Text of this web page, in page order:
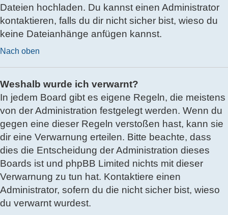
Dateien hochladen. Du kannst einen Administrator
kontaktieren, falls du dir nicht sicher bist, wieso du
keine Dateianhänge anfügen kannst.
Nach oben
Weshalb wurde ich verwarnt?
In jedem Board gibt es eigene Regeln, die meistens
von der Administration festgelegt werden. Wenn du
gegen eine dieser Regeln verstoßen hast, kann sie
dir eine Verwarnung erteilen. Bitte beachte, dass
dies die Entscheidung der Administration dieses
Boards ist und phpBB Limited nichts mit dieser
Verwarnung zu tun hat. Kontaktiere einen
Administrator, sofern du die nicht sicher bist, wieso
du verwarnt wurdest.